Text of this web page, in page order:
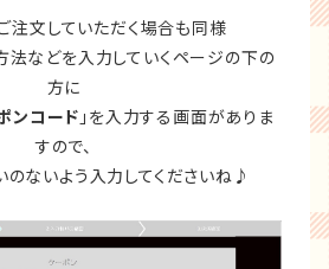
注文していただく場合も同様
法などを入力していくページの下の
方に
ンコード 」を入力する画面がありま
すので、
のないよう入力してくださいね♪